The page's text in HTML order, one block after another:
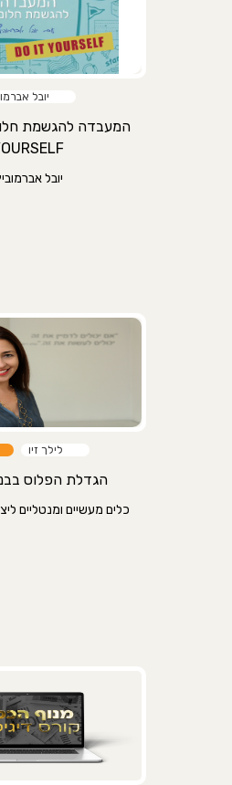
יובל
יובל
לילך זיו
הגדלת הפלוס
כלים מעשיים ומנטליים